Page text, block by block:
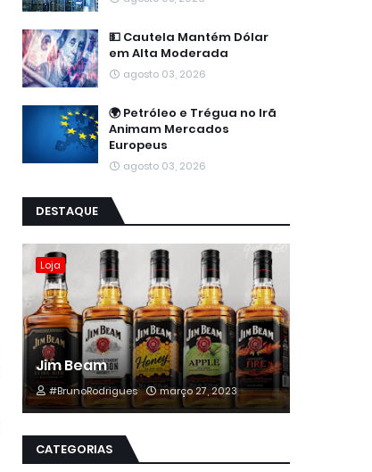
💵 Cautela Mantém Dólar
em Alta Moderada
agosto 03, 2026
🌍 Petróleo e Trégua no Irã
Animam Mercados
Europeus
agosto 03, 2026
DESTAQUE
Loja
Jim Beam
#BrunoRodrigues março 27, 2023
CATEGORIAS